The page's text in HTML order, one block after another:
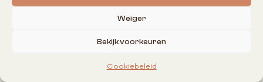
Weiger
Bekijk voorkeuren
Cookiebeleid